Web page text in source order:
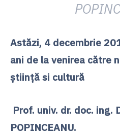
Astăzi, 4 decembrie
ani de la venirea către
ştiinţă si cultură
Prof. univ. dr. doc. ing.
POPINCEANU.